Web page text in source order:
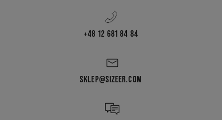
+48 12 681 84 84
SKLEP@SIZEER.COM